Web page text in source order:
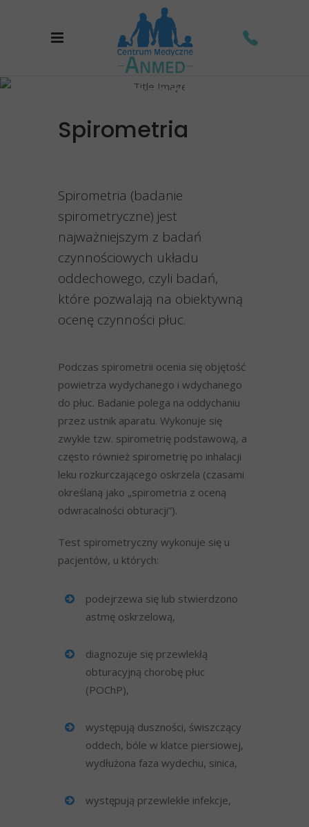
Spirometria
Spirometria
Spirometria (badanie
spirometryczne) jest
najważniejszym z badań
czynnościowych układu
oddechowego, czyli badań,
które pozwalają na obiektywną
ocenę czynności płuc.
Podczas spirometrii ocenia się objętość
powietrza wydychanego i wdychanego
do płuc. Badanie polega na oddychaniu
przez ustnik aparatu. Wykonuje się
zwykle tzw. spirometrię podstawową, a
często również spirometrię po inhalacji
leku rozkurczającego oskrzela (czasami
określaną jako „spirometria z oceną
odwracalności obturacji”).
Test spirometryczny wykonuje się u
pacjentów, u których:
podejrzewa się lub stwierdzono
astmę oskrzelową,
diagnozuje się przewlekłą
obturacyjną chorobę płuc
(POChP),
występują duszności, świszczący
oddech, bóle w klatce piersiowej,
wydłużona faza wydechu, sinica,
występują przewlekłe infekcje,